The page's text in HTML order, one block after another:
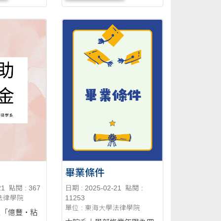
等-書記官、執達官、執....
點閱 : 367
律學院
「億豐‧粘
畢業條件
日期 : 2025-02-21
點閱 :
11253
單位 : 東海大學法律學院